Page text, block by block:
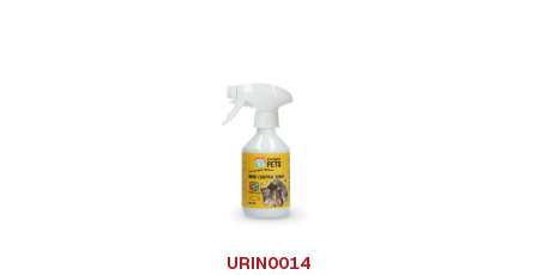
URIN0014